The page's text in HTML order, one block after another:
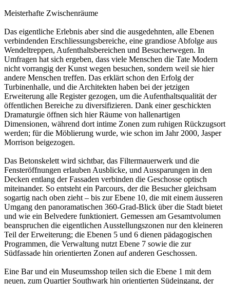
Meisterhafte Zwischenräume
Das eigentliche Erlebnis aber sind die ausgedehnten, alle Ebenen
verbindenden Erschliessungsbereiche, eine grandiose Abfolge aus
Wendeltreppen, Aufenthaltsbereichen und Besucherwegen. In
Umfragen hat sich ergeben, dass viele Menschen die Tate Modern
nicht vorrangig der Kunst wegen besuchen, sondern weil sie hier
andere Menschen treffen. Das erklärt schon den Erfolg der
Turbinenhalle, und die Architekten haben bei der jetzigen
Erweiterung alle Re­gister gezogen, um die Aufenthaltsqualität der
öffent­lichen Bereiche zu diversifizieren. Dank einer geschickten
Dramaturgie öffnen sich hier Räume von hallenartigen
Dimensionen, während dort intime Zonen zum ruhigen Rückzugsort
werden; für die Möblierung wurde, wie schon im Jahr 2000, Jasper
Morrison beigezogen.
Das Betonskelett wird sichtbar, das Filtermauerwerk und die
Fensteröffnungen erlauben Ausblicke, und Aussparungen in den
Decken entlang der Fassaden verbinden die Geschosse optisch
miteinander. So entsteht ein Parcours, der die Besucher gleichsam
sogartig nach oben zieht – bis zur Ebene 10, die mit einem äus­seren
Umgang den panoramatischen 360-Grad-Blick über die Stadt bietet
und wie ein Belvedere funktioniert. Gemessen am Gesamtvolumen
beanspruchen die eigentlichen Ausstellungszonen nur den kleineren
Teil der Erweiterung; die Ebenen 5 und 6 dienen pädagogischen
Programmen, die Verwaltung nutzt Ebene 7 sowie die zur
Südfassade hin orientierten Zonen auf anderen Geschossen.
Eine Bar und ein Museumsshop teilen sich die Ebene 1 mit dem
neuen, zum Quartier Southwark hin orientierten Südeingang, der